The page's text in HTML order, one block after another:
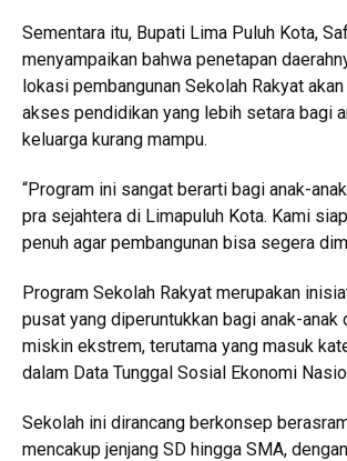
Sementara itu, Bupati Lima Puluh Kota,
menyampaikan bahwa penetapan
lokasi pembangunan Sekolah Rakyat
akses pendidikan yang lebih setara bagi
keluarga kurang mampu.
“Program ini sangat berarti bagi anak-
pra sejahtera di Limapuluh Kota. Kami
penuh agar pembangunan bisa segera
Program Sekolah Rakyat merupakan
pusat yang diperuntukkan bagi anak-anak
miskin ekstrem, terutama yang masuk
dalam Data Tunggal Sosial Ekonomi
Sekolah ini dirancang berkonsep
mencakup jenjang SD hingga SMA,